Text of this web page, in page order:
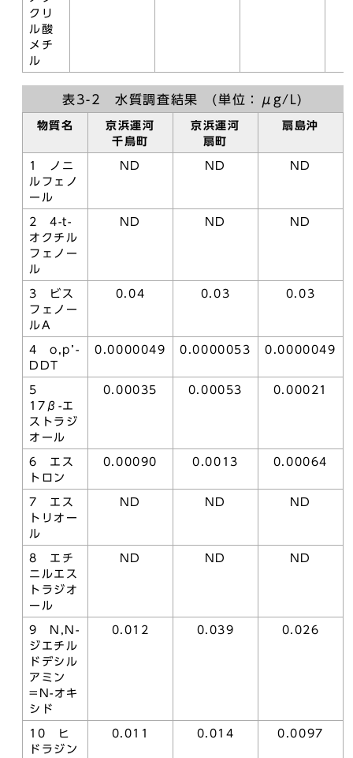
クリ
ル酸
メチ
ル
表3-2 水質調査結果 (単位：μg/L)
物質名
京浜運河
千鳥町
京浜運河
扇町
扇島沖
1 ノニ
ルフェノ
ール
ND ND ND
2 4-t-
オクチル
フェノー
ル
ND ND ND
3 ビス
フェノー
ルA
0.04 0.03 0.03
4 o,p’-
DDT
0.0000049 0.0000053 0.0000049
5
17β-エ
ストラジ
オール
0.00035 0.00053 0.00021
6 エス
トロン
0.00090 0.0013 0.00064
7 エス
トリオー
ル
ND ND ND
8 エチ
ニルエス
トラジオ
ール
ND ND ND
9 N,N-
ジエチル
ドデシル
アミン
=N-オキ
シド
0.012 0.039 0.026
10 ヒ
ドラジン
0.011 0.014 0.0097